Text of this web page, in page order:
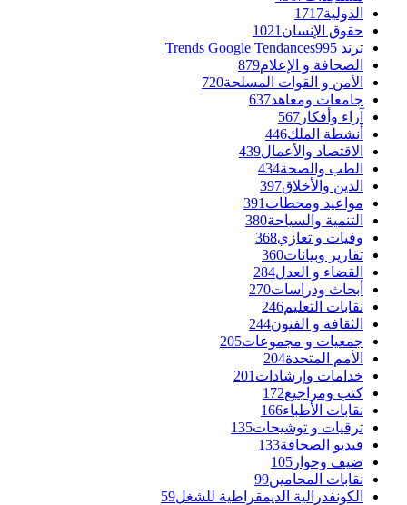
الدولية1717
حقوق الإنسان 1021
ترند Trends Google Tendances 995
الصحافة و الإعلام879
الأمن و القوات المسلحة720
جامعات ومعاهد637
آراء وأفكار 567
أنشطة الملك446
الاقتصاد والأعمال439
الطب والصحة434
الدين والأخلاق397
مواعيد ومحطات 391
التنمية والسياحة380
وفيات و تعازي368
تقارير وبيانات360
القضاء و العدل284
أبحاث ودراسات270
نقابات التعليم246
الثقافة و الفنون244
جمعيات و مجموعات205
الأمم المتحدة204
خدامات وإرشادات 201
كتب ومراجيع172
نقابات الأطباء166
ترقيات و توشيحات135
فيديو الصحافة133
ضيف وحوار 105
نقابات المحامين99
الكونفدرالية الديمقراطية للشغل59